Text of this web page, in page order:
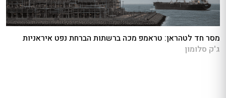
מסר חד לטהראן: טראמפ מכה ברשתות הברחת נפט איראניות
ג'ק סלומון